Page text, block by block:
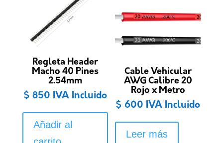
Regleta Header
Macho 40 Pines
2.54mm
$ 850 IVA Incluido
Añadir al
Cable Vehicular
AWG Calibre 20
Rojo x Metro
$ 600 IVA Incluido
Leer más